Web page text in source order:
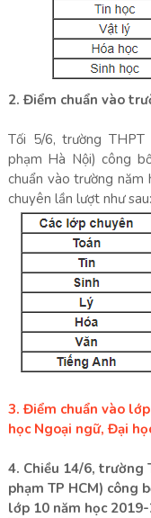
2. Điểm chuẩn vào
Tối 5/6, trường
phạm Hà Nội) công
chuẩn vào trường
chuyên lần lượt như sau:
3. Điểm chuẩn vào
học Ngoại ngữ, Đại
4. Chiều 14/6, trường
phạm TP HCM) công
lớp 10 năm học